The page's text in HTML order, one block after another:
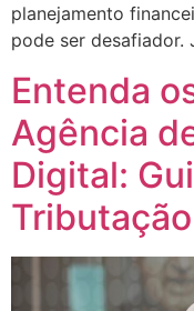
planejamento
pode ser
Entenda
Agência
Digital:
Tributação